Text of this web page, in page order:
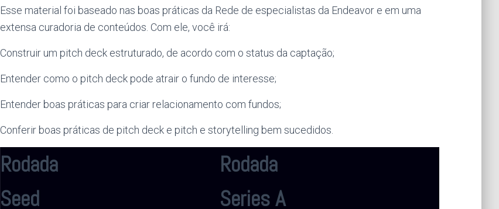
Esse material foi baseado nas boas práticas da Rede de especialistas da Endeavor e em uma
extensa curadoria de conteúdos. Com ele, você irá:
Construir um pitch deck estruturado, de acordo com o status da captação;
Entender como o pitch deck pode atrair o fundo de interesse;
Entender boas práticas para criar relacionamento com fundos;
Conferir boas práticas de pitch deck e pitch e storytelling bem sucedidos.
Rodada
Seed
Rodada
Series A